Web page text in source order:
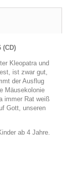
(CD)
Kleopatra und
ist zwar gut,
der Ausflug
Mäusekolonie
immer Rat weiß
Gott, unseren
ab 4 Jahre.